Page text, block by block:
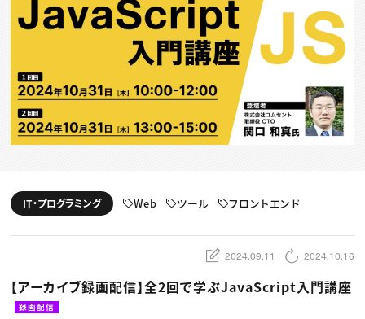
クリエイター求人を探す
CREATIVE JOB求人検索
特集求人
採用説明会
転職支援サービス
CONTENTS
スキルアップしたい！
動画配信・映像制作
編集・ライティング
ディレクション
TOP Creator’s コラム トップ
Webクリエイター
ゲームクリエイター
クリエイターインタビュー
C＆R Magazine
セミナー
ニュース・トレンド トップ
Web
映像
IT・プログラミング Web ツール フロントエンド
2024.09.11 2024.10.16
【アーカイブ録画配信】全2回で学ぶJavaScript入門講座
録画配信